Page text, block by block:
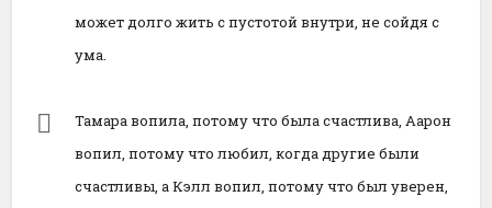
может долго жить с пустотой внутри, не сойдя с
ума.
Тамара вопила, потому что была счастлива, Аарон
вопил, потому что любил, когда другие были
счастливы, а Кэлл вопил, потому что был уверен,